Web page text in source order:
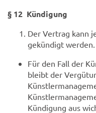
§ 12 Kündigung
Der Vertrag kann
gekündigt werden.
Für den Fall der
bleibt der
Kündigung aus